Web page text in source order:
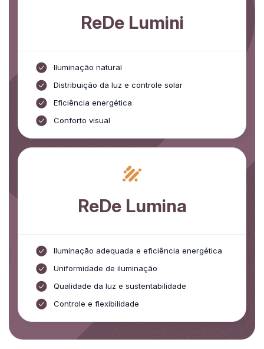
ReDe Lumini
Iluminação natural
Distribuição da luz e controle solar
Eficiência energética
Conforto visual
ReDe Lumina
Iluminação adequada e eficiência energética
Uniformidade de iluminação
Qualidade da luz e sustentabilidade
Controle e flexibilidade